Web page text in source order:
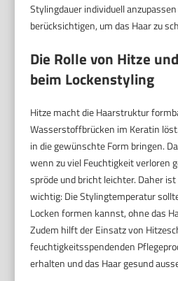
Stylingdauer individuell
berücksichtigen, um das Haar zu
Die Rolle von Hitze
beim Lockenstyling
Hitze macht die Haarstruktur
Wasserstoffbrücken im Keratin
in die gewünschte Form bringen.
wenn zu viel Feuchtigkeit verloren
spröde und bricht leichter. Daher
wichtig: Die Stylingtemperatur
Locken formen kannst, ohne das
Zudem hilft der Einsatz von
feuchtigkeitsspendenden
erhalten und das Haar gesund